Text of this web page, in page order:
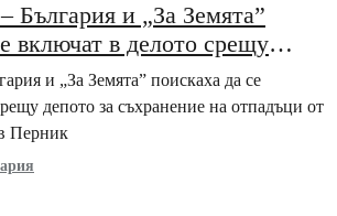
България и „За Земята”
включат в делото срещу
на отпадъци от ТЕЦ
Перник
и „За Земята” поискаха да се
депото за съхранение на отпадъци от
Перник